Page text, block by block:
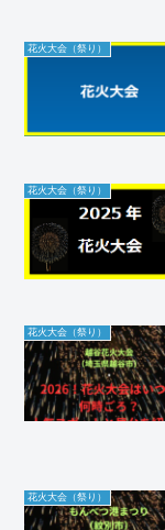
花火大会（祭り）
花火大会（祭り）
花火大会（祭り）
花火大会（祭り）